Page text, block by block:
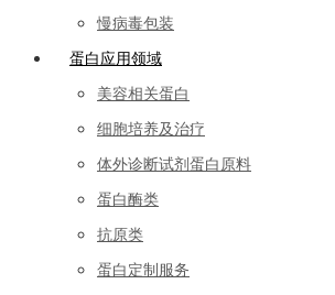
慢病毒包装
蛋白应用领域
美容相关蛋白
细胞培养及治疗
体外诊断试剂蛋白原料
蛋白酶类
抗原类
蛋白定制服务